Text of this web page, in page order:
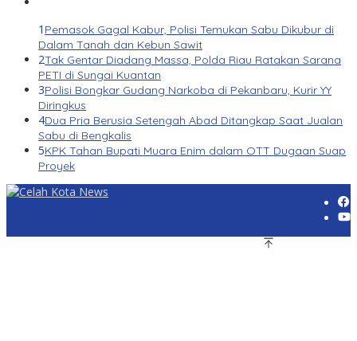
1 Pemasok Gagal Kabur, Polisi Temukan Sabu Dikubur di
Dalam Tanah dan Kebun Sawit
2Tak Gentar Diadang Massa, Polda Riau Ratakan Sarana
PETI di Sungai Kuantan
3Polisi Bongkar Gudang Narkoba di Pekanbaru, Kurir YY
Diringkus
4Dua Pria Berusia Setengah Abad Ditangkap Saat Jualan
Sabu di Bengkalis
5KPK Tahan Bupati Muara Enim dalam OTT Dugaan Suap
Proyek